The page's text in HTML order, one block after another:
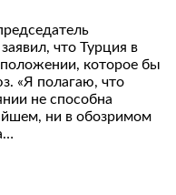
что Турция в
которое бы
«Я полагаю, что
не способна
ни в обозримом